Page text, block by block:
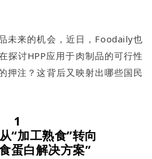
未来的机会，近日，Foodaily也
探讨HPP应用于肉制品的可行性
押注？这背后又映射出哪些国民
1
“加工熟食”转向
蛋白解决方案”